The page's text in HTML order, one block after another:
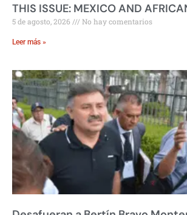
THIS ISSUE: MEXICO AND
5 de agosto, 2026 No hay comentarios
Leer más »